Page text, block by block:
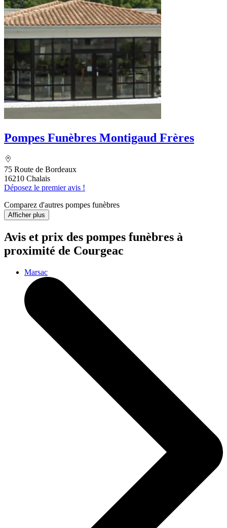
Pompes Funèbres Montigaud Frères
75 Route de Bordeaux
16210 Chalais
Déposez le premier avis !
Comparez d'autres pompes funèbres
Afficher plus
Avis et prix des pompes funèbres à
proximité de Courgeac
Marsac